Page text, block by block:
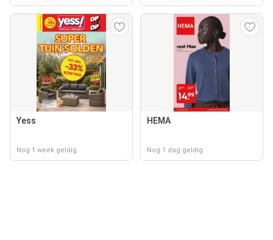
Yess
Nog 1 week geldig
HEMA
Nog 1 dag geldig